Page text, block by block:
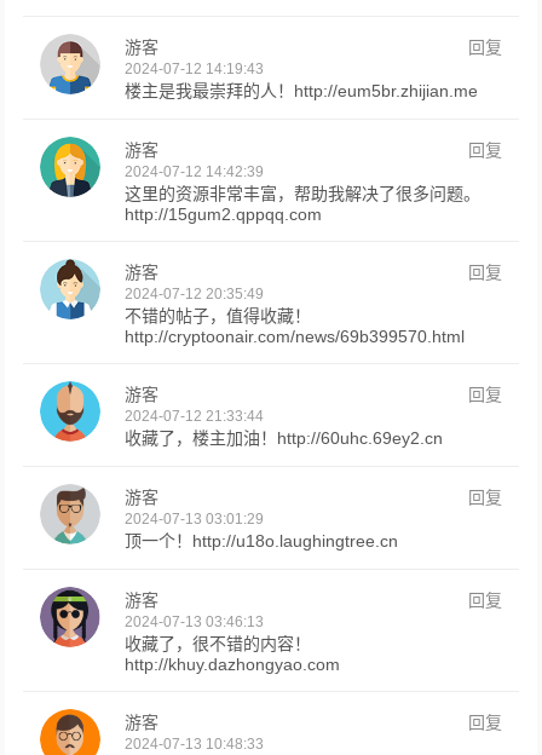
游客 回复
2024-07-12 14:19:43
楼主是我最崇拜的人！http://eum5br.zhijian.me
游客 回复
2024-07-12 14:42:39
这里的资源非常丰富，帮助我解决了很多问题。
http://15gum2.qppqq.com
游客 回复
2024-07-12 20:35:49
不错的帖子，值得收藏！
http://cryptoonair.com/news/69b399570.html
游客 回复
2024-07-12 21:33:44
收藏了，楼主加油！http://60uhc.69ey2.cn
游客 回复
2024-07-13 03:01:29
顶一个！http://u18o.laughingtree.cn
游客 回复
2024-07-13 03:46:13
收藏了，很不错的内容！
http://khuy.dazhongyao.com
游客 回复
2024-07-13 10:48:33